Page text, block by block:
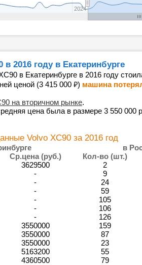
2024
2016 году в Екатеринбурге
в Екатеринбурге в 2016 году
ценой (3 415 000 ₽) машина
на вторичном рынке.
цена была в размере 3 550 000
Volvo XC90 за 2016 год
в
Ср.цена (руб.) Кол-во (шт.)
3629500 2
- 9
- 24
- 59
- 105
- 106
- 126
3550000 159
3550000 87
3550000 23
5163200 55
4360500 79